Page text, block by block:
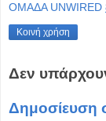
OMAΔΑ UNWIRED
Κοινή χρήση
Δεν
Δημοσίευση